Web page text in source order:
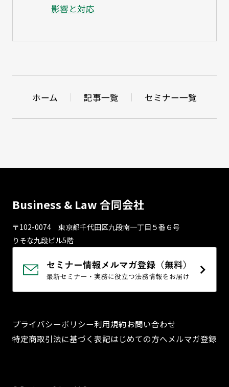
影響と対応
ホーム 記事一覧 セミナー一覧
Business & Law 合同会社
〒102-0074 東京都千代⽥区九段南⼀丁⽬５番６号
りそな九段ビル5階
プライバシーポリシー利用規約お問い合わせ
特定商取引法に基づく表記はじめての方へメルマガ登録